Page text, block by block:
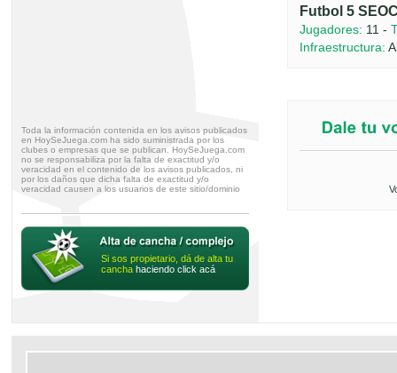
Toda la información contenida en los avisos publicados
en HoySeJuega.com ha sido suministrada por los
clubes o empresas que se publican. HoySeJuega.com
no se responsabiliza por la falta de exactitud y/o
veracidad en el contenido de los avisos publicados, ni
por los daños que dicha falta de exactitud y/o
veracidad causen a los usuarios de este sitio/dominio
Si sos propietario, dá de alta tu
cancha haciendo click acá
Futbol 5
Jugadores: 11 -
Infraestructura: